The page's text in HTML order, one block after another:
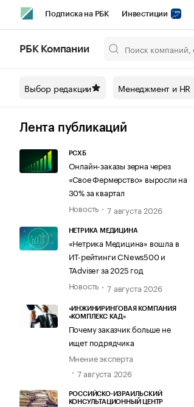
Подписка на РБК Инвестиции
Спецпроекты СПб Конференции
Технологии и медиа
РБК Компании
Выбор редакции Менеджмент и HR
Лента публикаций
РСХБ
Онлайн-заказы зерна через
«Свое Фермерство» выросли на
30% за квартал
Новость
7 августа 2026
НЕТРИКА МЕДИЦИНА
«Нетрика Медицина» вошла в
ИТ-рейтинги CNews500 и
TAdviser за 2025 год
Новость
7 августа 2026
«ИНЖИНИРИНГОВАЯ КОМПАНИЯ
«КОМПЛЕКС КАД»
Почему заказчик больше не
ищет подрядчика
Мнение эксперта
7 августа 2026
РОССИЙСКО-ИЗРАИЛЬСКИЙ
КОНСУЛЬТАЦИОННЫЙ ЦЕНТР